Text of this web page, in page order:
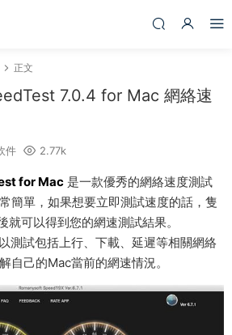
正文
7.0.4 for Mac 網絡速
件 2.77k
for Mac 是一款優秀的網絡速度測試
簡單，如果想要立即測試速度的話，隻
就可以得到您的網速測試結果。
測試包括上行、下載、延遲等相關網絡
自己的Mac當前的網速情況。